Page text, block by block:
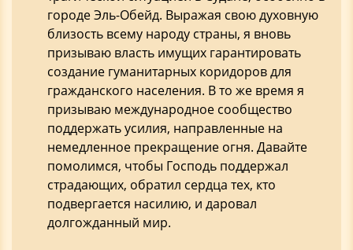
городе Эль-Обейд. Выражая свою духовную
близость всему народу страны, я вновь
призываю власть имущих гарантировать
создание гуманитарных коридоров для
гражданского населения. В то же время я
призываю международное сообщество
поддержать усилия, направленные на
немедленное прекращение огня. Давайте
помолимся, чтобы Господь поддержал
страдающих, обратил сердца тех, кто
подвергается насилию, и даровал
долгожданный мир.